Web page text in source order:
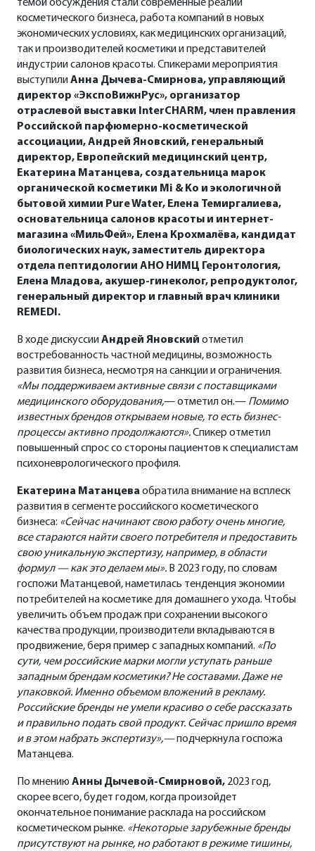
темой обсуждения стали современные реалии
косметического бизнеса, работа компаний в новых
экономических условиях, как медицинских организаций,
так и производителей косметики и представителей
индустрии салонов красоты. Спикерами мероприятия
выступилиАнна Дычева-Смирнова, управляющий
директор «ЭкспоВижнРус», организатор
отраслевой выставки InterCHARM, член правления
Российской парфюмерно-косметической
ассоциации, Андрей Яновский, генеральный
директор, Европейский медицинский центр,
Екатерина Матанцева, создательница марок
органической косметики Mi & Ko и экологичной
бытовой химии Pure Water, Елена Темиргалиева,
основательница салонов красоты и интернет-
магазина «МильФей», Елена Крохмалёва, кандидат
биологических наук, заместитель директора
отдела пептидологии АНО НИМЦ Геронтология,
Елена Младова, акушер-гинеколог, репродуктолог,
генеральный директор и главный врач клиники
REMEDI.
В ходе дискуссииАндрей Яновский отметил
востребованность частной медицины, возможность
развития бизнеса, несмотря на санкции и ограничения.
«Мы поддерживаем активные связи с поставщиками
медицинского оборудования,— отметил он.— Помимо
известных брендов открываем новые, то есть бизнес-
процессы активно продолжаются».Спикер отметил
повышенный спрос со стороны пациентов к специалистам
психоневрологического профиля.
Екатерина Матанцева обратила внимание на всплеск
развития в сегменте российского косметического
бизнеса: «Сейчас начинают свою работу очень многие,
все стараются найти своего потребителя и предоставить
свою уникальную экспертизу, например, в области
формул — как это делаем мы». В 2023 году, по словам
госпожи Матанцевой, наметилась тенденция экономии
потребителей на косметике для домашнего ухода. Чтобы
увеличить объем продаж при сохранении высокого
качества продукции, производители вкладываются в
продвижение, беря пример с западных компаний. «По
сути, чем российские марки могли уступать раньше
западным брендам косметики? Не составами. Даже не
упаковкой. Именно объемом вложений в рекламу.
Российские бренды не умели красиво о себе рассказать
и правильно подать свой продукт. Сейчас пришло время
и в этом набрать экспертизу»,—подчеркнула госпожа
Матанцева.
По мнению Анны Дычевой-Смирновой, 2023 год,
скорее всего, будет годом, когда произойдет
окончательное понимание расклада на российском
косметическом рынке. «Некоторые зарубежные бренды
присутствуют на рынке, но работают в режиме тишины,